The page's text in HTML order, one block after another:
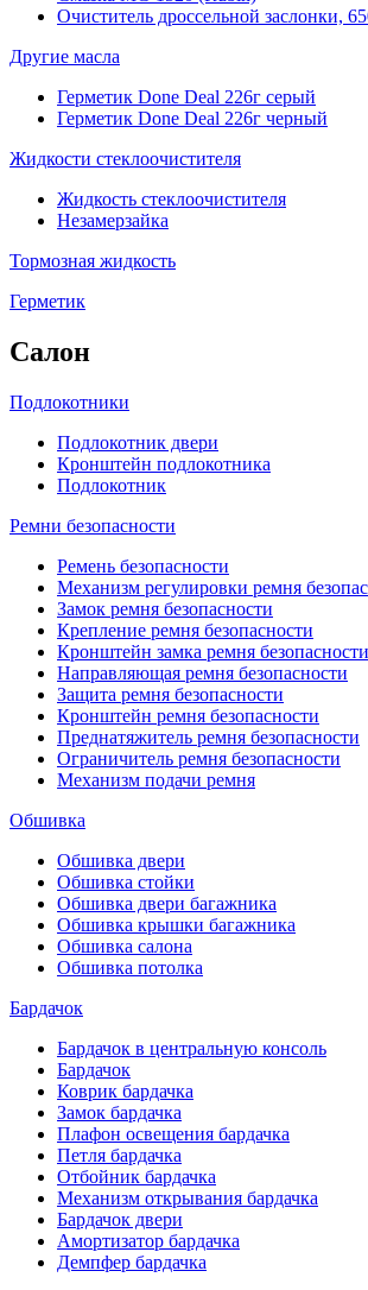
Очиститель дроссельной заслонки,
Другие масла
Герметик Done Deal 226г серый
Герметик Done Deal 226г черный
Жидкости стеклоочистителя
Жидкость стеклоочистителя
Незамерзайка
Тормозная жидкость
Герметик
Салон
Подлокотники
Подлокотник двери
Кронштейн подлокотника
Подлокотник
Ремни безопасности
Ремень безопасности
Механизм регулировки ремня
Замок ремня безопасности
Крепление ремня безопасности
Кронштейн замка ремня безопасности
Направляющая ремня безопасности
Защита ремня безопасности
Кронштейн ремня безопасности
Преднатяжитель ремня безопасности
Ограничитель ремня безопасности
Механизм подачи ремня
Обшивка
Обшивка двери
Обшивка стойки
Обшивка двери багажника
Обшивка крышки багажника
Обшивка салона
Обшивка потолка
Бардачок
Бардачок в центральную консоль
Бардачок
Коврик бардачка
Замок бардачка
Плафон освещения бардачка
Петля бардачка
Отбойник бардачка
Механизм открывания бардачка
Бардачок двери
Амортизатор бардачка
Демпфер бардачка